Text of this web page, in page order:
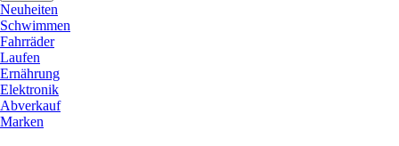
Neuheiten
Schwimmen
Fahrräder
Laufen
Ernährung
Elektronik
Abverkauf
Marken